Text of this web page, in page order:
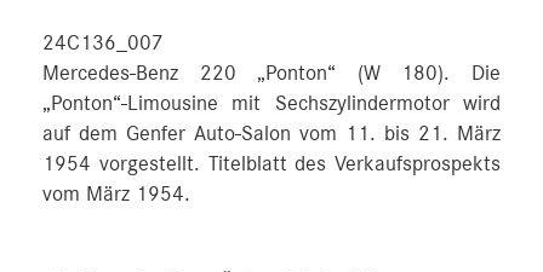
24C136_007
Mercedes-Benz 220 „Ponton“ (W 180). Die
„Ponton“-Limousine mit Sechszylindermotor wird
auf dem Genfer Auto-Salon vom 11. bis 21. März
1954 vorgestellt. Titelblatt des Verkaufsprospekts
vom März 1954.